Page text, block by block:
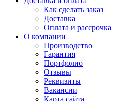
Как сделать заказ
Доставка
Оплата и рассрочка
О компании
Производство
Гарантия
Портфолио
Отзывы
Реквизиты
Вакансии
Карта сайта